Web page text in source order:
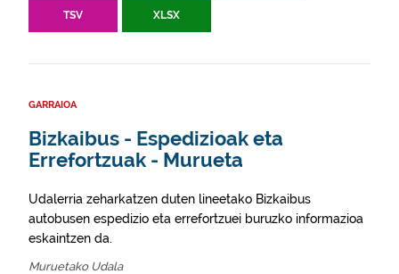
TSV XLSX
GARRAIOA
Bizkaibus - Espedizioak eta
Errefortzuak - Murueta
Udalerria zeharkatzen duten lineetako Bizkaibus
autobusen espedizio eta errefortzuei buruzko informazioa
eskaintzen da.
Muruetako Udala